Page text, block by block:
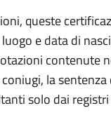
queste
e data di
contenute
la
solo dai